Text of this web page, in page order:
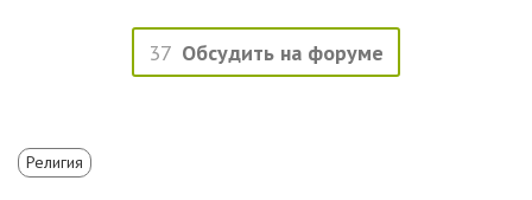
37 Обсудить на форуме
Религия